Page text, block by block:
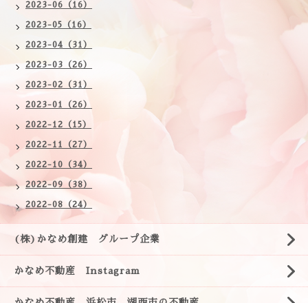
2023-06（16）
2023-05（16）
2023-04（31）
2023-03（26）
2023-02（31）
2023-01（26）
2022-12（15）
2022-11（27）
2022-10（34）
2022-09（38）
2022-08（24）
(株)かなめ創建 グループ企業
かなめ不動産 Instagram